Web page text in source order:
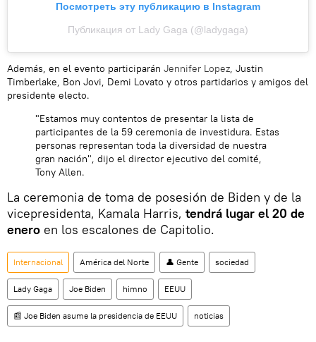
Посмотреть эту публикацию в Instagram
Публикация от Lady Gaga (@ladygaga)
Además, en el evento participarán Jennifer Lopez, Justin
Timberlake, Bon Jovi, Demi Lovato y otros partidarios y amigos del
presidente electo.
"Estamos muy contentos de presentar la lista de
participantes de la 59 ceremonia de investidura. Estas
personas representan toda la diversidad de nuestra
gran nación", dijo el director ejecutivo del comité,
Tony Allen.
La ceremonia de toma de posesión de Biden y de la
vicepresidenta, Kamala Harris, tendrá lugar el 20 de
enero en los escalones de Capitolio.
Internacional América del Norte 👤 Gente sociedad
Lady Gaga Joe Biden himno EEUU
📰 Joe Biden asume la presidencia de EEUU noticias